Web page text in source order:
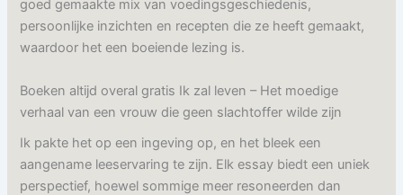
goed gemaakte mix van voedingsgeschiedenis,
persoonlijke inzichten en recepten die ze heeft gemaakt,
waardoor het een boeiende lezing is.
Boeken altijd overal gratis Ik zal leven – Het moedige
verhaal van een vrouw die geen slachtoffer wilde zijn
Ik pakte het op een ingeving op, en het bleek een
aangename leeservaring te zijn. Elk essay biedt een uniek
perspectief, hoewel sommige meer resoneerden dan